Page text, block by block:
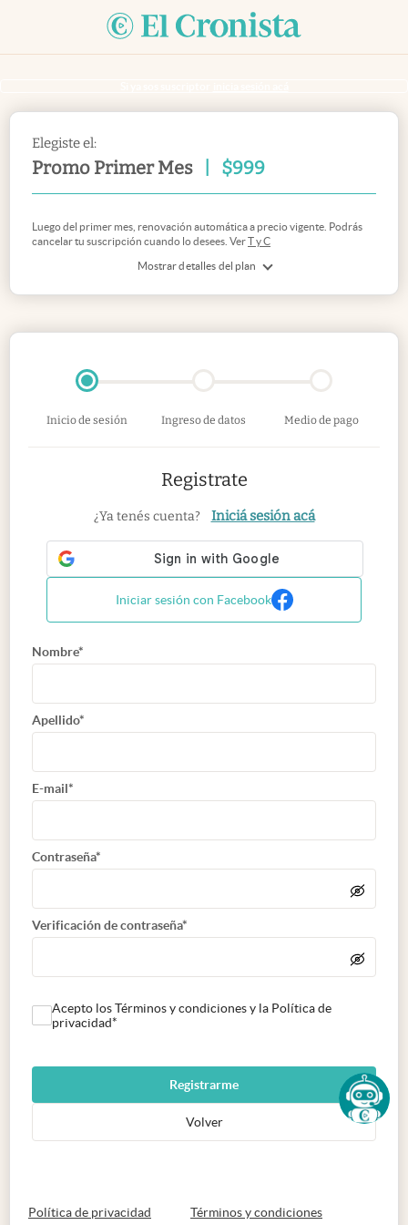
Elegiste el:
Promo Primer Mes $999
Mostrar detalles del plan
Luego del primer mes, renovación automática a precio vigente. Podrás
cancelar tu suscripción cuando lo desees. VerT y C
Inicio de sesión Ingreso de datos Medio de pago
Registrate
¿Ya tenés cuenta? Iniciá sesión acá
Iniciar sesión con Facebook
Nombre*
Apellido*
E-mail*
Contraseña*
Verificación de contraseña*
Acepto los Términos y condiciones y la Política de
privacidad*
Registrarme
Volver
Política de privacidad abre en nueva pestaña
Términos y condicionesabre en nueva